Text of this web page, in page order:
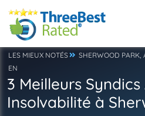
LES MIEUX NOTÉS SHERWOOD PARK,
EN
3 Meilleurs
Insolvabilité à